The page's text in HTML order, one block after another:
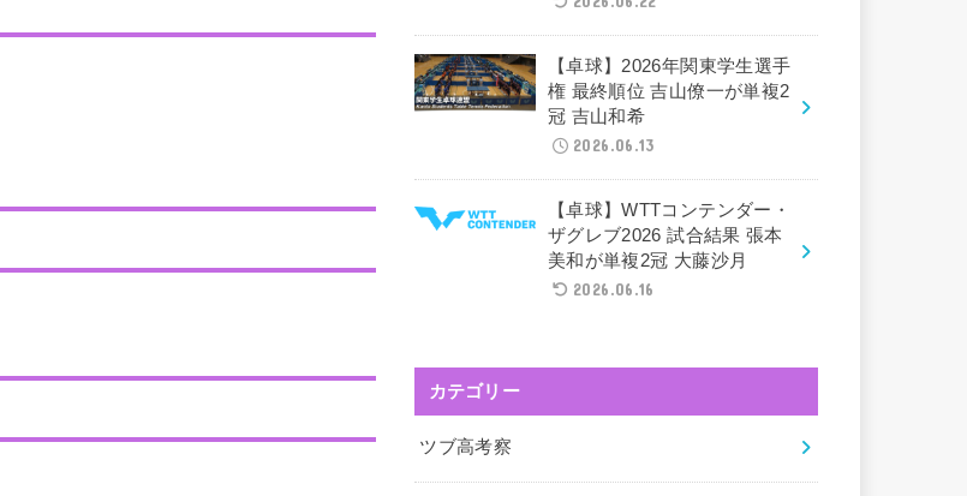
【卓球】2026年関東学生選手
権 最終順位 吉山僚一が単複2
冠 吉山和希
2026.06.13
【卓球】WTTコンテンダー・
ザグレブ2026 試合結果 張本
美和が単複2冠 大藤沙月
2026.06.16
カテゴリー
ツブ高考察